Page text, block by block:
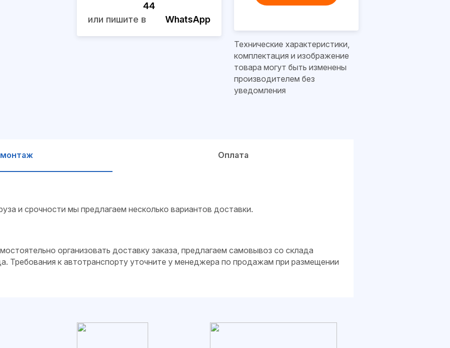
44
или пишите в
WhatsApp
Технические характеристики,
комплектация и изображение
товара могут быть изменены
производителем без
уведомления
монтаж Оплата
и срочности мы предлагаем несколько вариантов доставки.
организовать доставку заказа, предлагаем самовывоз со склада
Требования к автотранспорту уточните у менеджера по продажам при размещении